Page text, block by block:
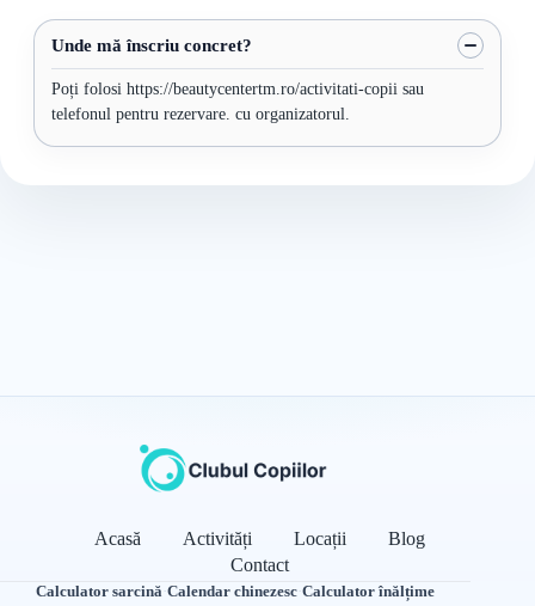
Unde mă înscriu concret?
Poți folosi https://beautycentertm.ro/activitati-copii sau
telefonul pentru rezervare. cu organizatorul.
Acasă Activități Locații
Blog
Contact
Calculator sarcină·Calendar chinezesc·Calculator înălțime